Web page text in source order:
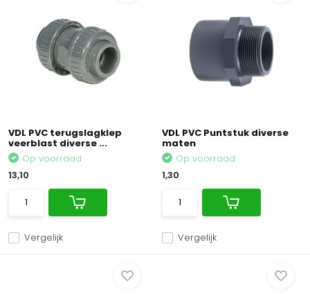
VDL PVC terugslagklep
veerblast diverse ...
Vergelijk
Op voorraad
13,10
VDL PVC Puntstuk diverse
maten
Vergelijk
Op voorraad
1,30